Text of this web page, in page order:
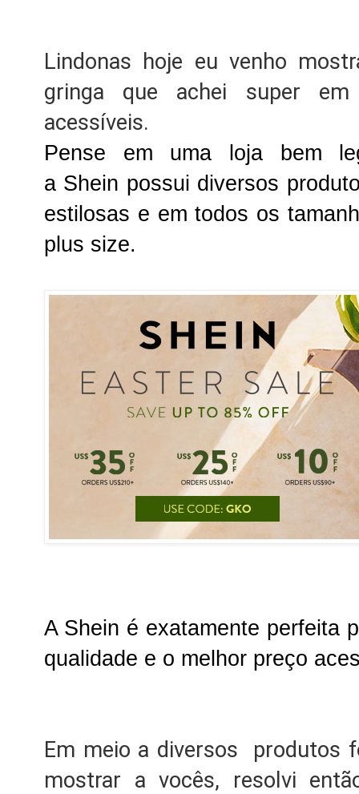
Lindonas hoje eu venho
gringa que achei super
acessíveis.
Pense em uma loja bem
a Shein possui diversos
estilosas e em todos os
plus size.
A Shein é exatamente perfeita
qualidade e o melhor preço
Em meio a diversos produtos
mostrar a vocês, resolvi